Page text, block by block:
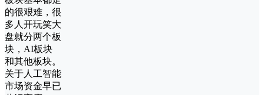
的很艰难，很
多人开玩笑大
盘就分两个板
块，AI板块
和其他板块。
关于人工智能
市场资金早已